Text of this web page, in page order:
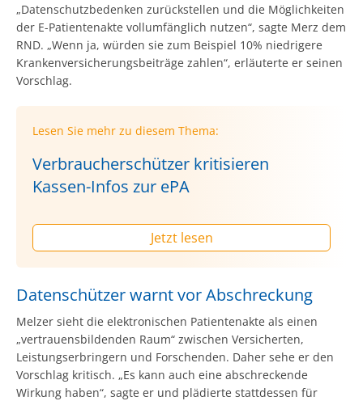
„Datenschutzbedenken zurückstellen und die Möglichkeiten
der E-Patientenakte vollumfänglich nutzen“, sagte Merz dem
RND. „Wenn ja, würden sie zum Beispiel 10% niedrigere
Krankenversicherungsbeiträge zahlen“, erläuterte er seinen
Vorschlag.
Lesen Sie mehr zu diesem Thema:
Verbraucherschützer kritisieren
Kassen-Infos zur ePA
Jetzt lesen
Datenschützer warnt vor Abschreckung
Melzer sieht die elektronischen Patientenakte als einen
„vertrauensbildenden Raum“ zwischen Versicherten,
Leistungserbringern und Forschenden. Daher sehe er den
Vorschlag kritisch. „Es kann auch eine abschreckende
Wirkung haben“, sagte er und plädierte stattdessen für